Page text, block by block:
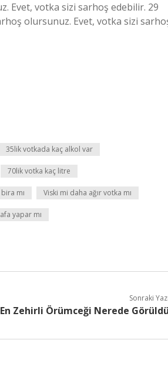
Evet, votka sizi sarhoş edebilir. 29
olursunuz. Evet, votka sizi
35lik votkada kaç alkol var
70lik votka kaç litre
mı Viski mi daha ağır votka mı
yapar mı
Sonraki
En Zehirli Örümceği Nerede